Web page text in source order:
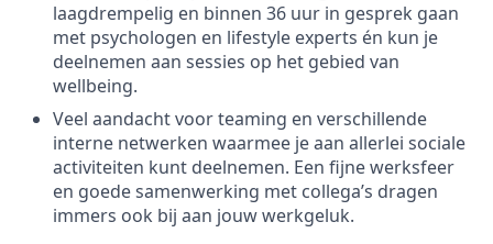
laagdrempelig en binnen 36 uur in gesprek gaan
met psychologen en lifestyle experts én kun je
deelnemen aan sessies op het gebied van
wellbeing.
Veel aandacht voor teaming en verschillende
interne netwerken waarmee je aan allerlei sociale
activiteiten kunt deelnemen. Een fijne werksfeer
en goede samenwerking met collega’s dragen
immers ook bij aan jouw werkgeluk.